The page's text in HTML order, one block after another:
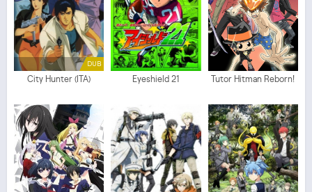
DUB
City Hunter (ITA) Eyeshield 21 Tutor Hitman Reborn!